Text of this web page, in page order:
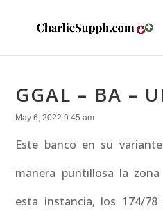
GGAL – BA –
May 6, 2022 9:45 am
Este banco en su
manera puntillosa la
esta instancia, los 174/